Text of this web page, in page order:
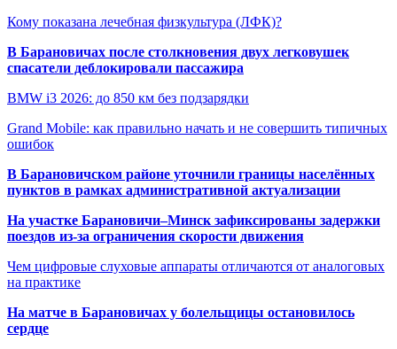
Кому показана лечебная физкультура (ЛФК)?
В Барановичах после столкновения двух легковушек
спасатели деблокировали пассажира
BMW i3 2026: до 850 км без подзарядки
Grand Mobile: как правильно начать и не совершить типичных
ошибок
В Барановичском районе уточнили границы населённых
пунктов в рамках административной актуализации
На участке Барановичи–Минск зафиксированы задержки
поездов из-за ограничения скорости движения
Чем цифровые слуховые аппараты отличаются от аналоговых
на практике
На матче в Барановичах у болельщицы остановилось
сердце